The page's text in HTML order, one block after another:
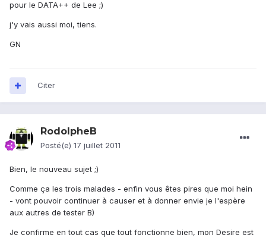
pour le DATA++ de Lee ;)
j'y vais aussi moi, tiens.
GN
Citer
RodolpheB
Posté(e) 17 juillet 2011
Bien, le nouveau sujet ;)
Comme ça les trois malades - enfin vous êtes pires que moi hein
- vont pouvoir continuer à causer et à donner envie je l'espère
aux autres de tester B)
Je confirme en tout cas que tout fonctionne bien, mon Desire est